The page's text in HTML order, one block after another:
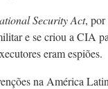
Security Act, por
e se criou a CIA
eram espiões.
na América